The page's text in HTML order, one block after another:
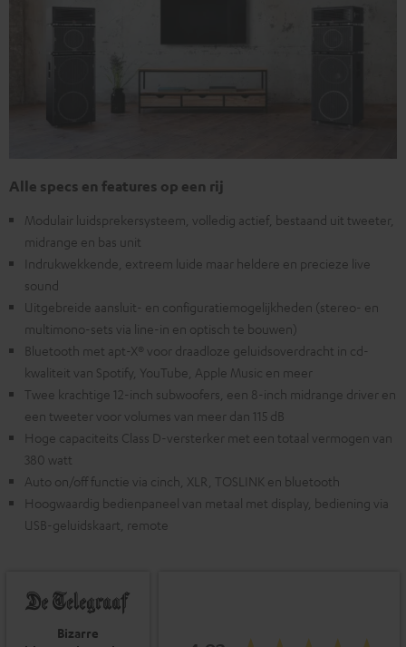
Alle specs en features op een rij
Modulair luidsprekersysteem, volledig actief, bestaand uit tweeter,
midrange en bas unit
Indrukwekkende, extreem luide maar heldere en precieze live
sound
Uitgebreide aansluit- en configuratiemogelijkheden (stereo- en
multimono-sets via line-in en optisch te bouwen)
Bluetooth met apt-X® voor draadloze geluidsoverdracht in cd-
kwaliteit van Spotify, YouTube, Apple Music en meer
Twee krachtige 12-inch subwoofers, een 8-inch midrange driver en
een tweeter voor volumes van meer dan 115 dB
Hoge capaciteits Class D-versterker met een totaal vermogen van
380 watt
Auto on/off functie via cinch, XLR, TOSLINK en bluetooth
Hoogwaardig bedienpaneel van metaal met display, bediening via
USB-geluidskaart, remote
Bizarre